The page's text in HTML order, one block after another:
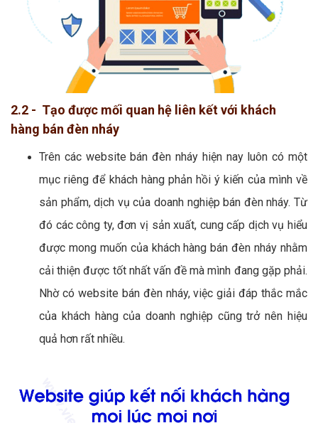
2.2 - Tạo được mối quan hệ liên kết với khách
hàng bán đèn nháy
Trên các website bán đèn nháy hiện nay luôn có một
mục riêng để khách hàng phản hồi ý kiến của mình về
sản phẩm, dịch vụ của doanh nghiệp bán đèn nháy. Từ
đó các công ty, đơn vị sản xuất, cung cấp dịch vụ hiểu
được mong muốn của khách hàng bán đèn nháy nhằm
cải thiện được tốt nhất vấn đề mà mình đang gặp phải.
Nhờ có website bán đèn nháy, việc giải đáp thắc mắc
của khách hàng của doanh nghiệp cũng trở nên hiệu
quả hơn rất nhiều.